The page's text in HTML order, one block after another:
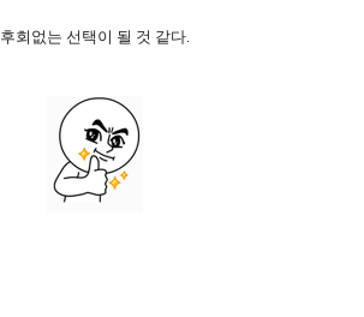
후회없는 선택이 될 것 같다.